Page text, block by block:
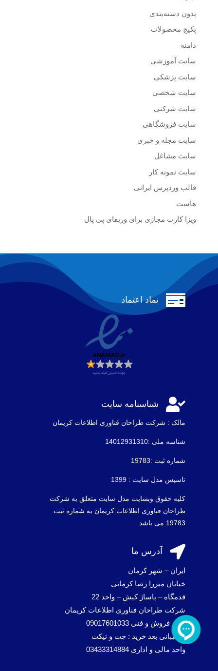
بدون دسته‌بندی
پکیج محصولات
دامنه
سایت آموزشی
سایت پزشکی
سایت شخصی
سایت شرکتی
سایت فروشگاهی
سایت مجله و خبری
سایت مشاغل
سایت نمونه کار
قالب وردپرس ایرانی
هاست
ویزا کارت مجازی برای وریفای پی پال
 نماد اعتماد
 شناسنامه سایت
مالک : شرکت طراحان فناوری اطلاعات كريمان
شناسه ملی :14012931310
شماره ثبت :19783
تاسیس مدل سایت : 1399
کلیه حقوق وبسایت مدل سایت متعلق به شرکت
طراحان فناوری اطلاعات کریمان به شماره ثبت
19783 می باشد .
 آدرس ما
ایران – شهر کرمان
خیابان میرزا رضا کرمانی
قدمگاه – پاساژ کیش – واحد 22
شرکت طراحان فناوری اطلاعات کریمان
واحد فروش و فنی 09017601033
پشتیبانی بعد خرید : چت و تیکت
واحد مالی و اداری 03433314884